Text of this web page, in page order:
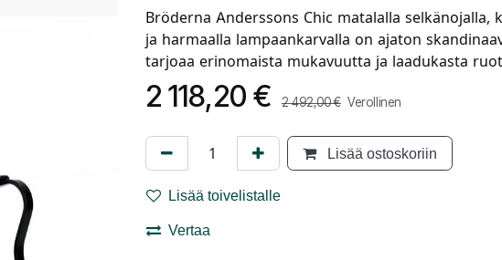
Bröderna Anderssons Chic matalalla selkänojalla,
ja harmaalla lampaankarvalla on ajaton
tarjoaa erinomaista mukavuutta ja laadukasta
2 118,20 € 2 492,00€ Verollinen
Lisää ostoskoriin
Lisää toivelistalle
Vertaa